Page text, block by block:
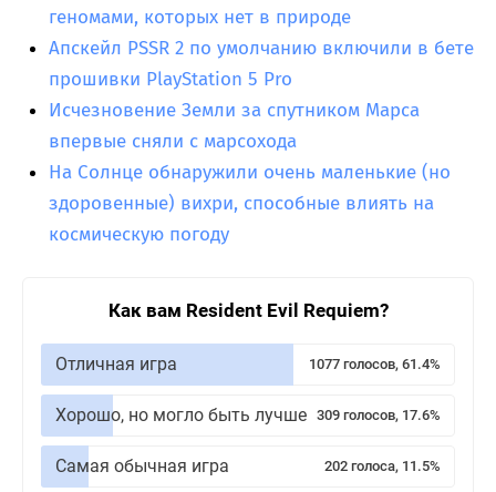
геномами, которых нет в природе
Апскейл PSSR 2 по умолчанию включили в бете
прошивки PlayStation 5 Pro
Исчезновение Земли за спутником Марса
впервые сняли с марсохода
На Солнце обнаружили очень маленькие (но
здоровенные) вихри, способные влиять на
космическую погоду
Как вам Resident Evil Requiem?
Отличная игра 1077 голосов, 61.4%
Хорошо, но могло быть лучше 309 голосов, 17.6%
Самая обычная игра 202 голоса, 11.5%